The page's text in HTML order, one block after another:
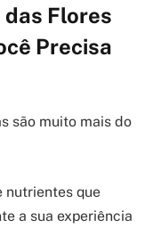
das Flores
Precisa
são muito mais do
nutrientes que
a sua experiência